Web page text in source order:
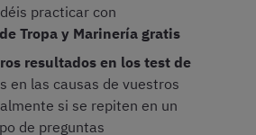
practicar con
Tropa y Marinería gratis
resultados en los test de
en las causas de vuestros
si se repiten en un
de preguntas